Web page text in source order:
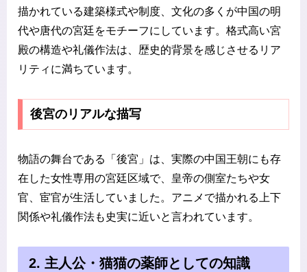
描かれている建築様式や制度、文化の多くが中国の明
代や唐代の宮廷をモチーフにしています。格式高い宮
殿の構造や礼儀作法は、歴史的背景を感じさせるリア
リティに満ちています。
後宮のリアルな描写
物語の舞台である「後宮」は、実際の中国王朝にも存
在した女性専用の宮廷区域で、皇帝の側室たちや女
官、宦官が生活していました。アニメで描かれる上下
関係や礼儀作法も史実に近いと言われています。
2. 主人公・猫猫の薬師としての知識